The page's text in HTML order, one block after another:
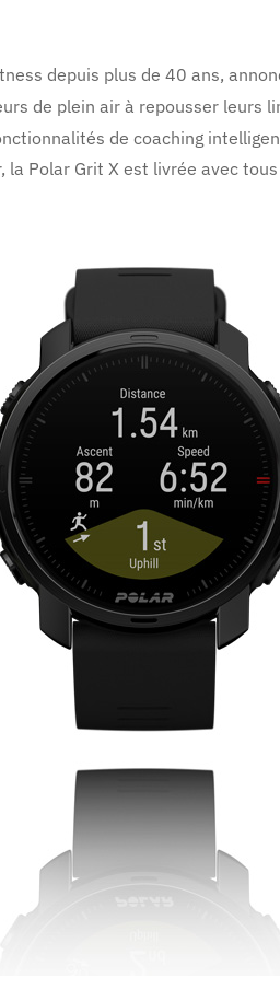
depuis plus de 40 ans,
de plein air à repousser leurs
de coaching
Polar Grit X est livrée avec